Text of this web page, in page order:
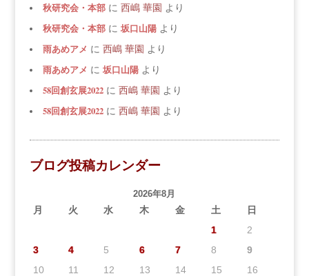
秋研究会・本部に 西嶋 華園 より
秋研究会・本部に 坂口山陽より
雨あめアメ に 西嶋 華園 より
雨あめアメ に 坂口山陽より
58回創玄展2022に 西嶋 華園 より
58回創玄展2022に 西嶋 華園 より
ブログ投稿カレンダー
2026年8月
月 火 水 木 金 土
日
1
2
3
4 5 6 7 8
9
10
11 12 13 14 15
16